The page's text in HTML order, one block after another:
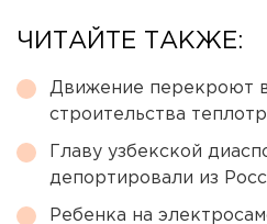
ЧИТАЙТЕ ТАКЖЕ:
Движение перекроют
строительства
Главу узбекской
депортировали из
Ребенка на